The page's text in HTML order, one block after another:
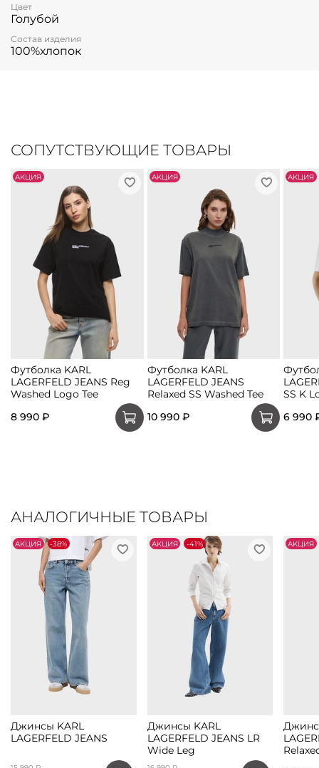
Цвет
Голубой
Состав изделия
100%хлопок
СОПУТСТВУЮЩИЕ ТОВАРЫ
АKЦИЯ
Футболка KARL
LAGERFELD JEANS Reg
Washed Logo Tee
8 990 ₽
АKЦИЯ
Футболка KARL
LAGERFELD JEANS
Relaxed SS Washed Tee
10 990 ₽
АKЦИЯ
SS K
6 990
АНАЛОГИЧНЫЕ ТОВАРЫ
АKЦИЯ -38%
Джинсы KARL
LAGERFELD JEANS
АKЦИЯ -41%
Джинсы KARL
LAGERFELD JEANS LR
Wide Leg
АKЦИЯ